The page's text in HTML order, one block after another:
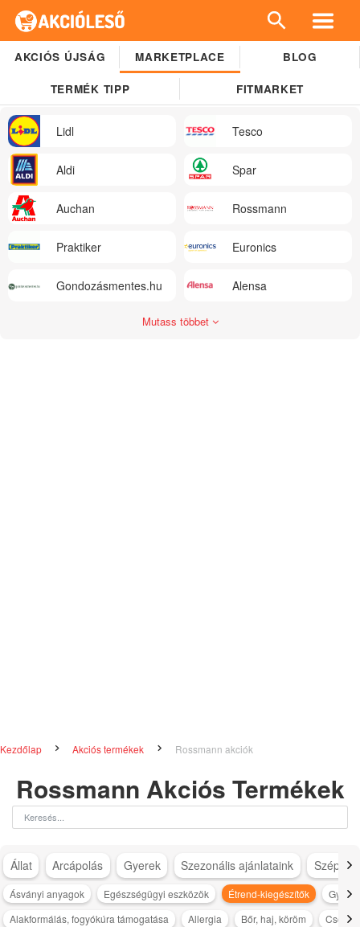
AKCIÓS ÚJSÁG MARKETPLACE BLOG
TERMÉK TIPP FITMARKET
Lidl Tesco
Aldi Spar
Auchan Rossmann
Praktiker Euronics
Gondozásmentes.hu Alensa
Mutass többet
Kezdőlap Akciós termékek Rossmann akciók
Rossmann Akciós Termékek
Állat Arcápolás Gyerek Szezonális ajánlataink
Ásványi anyagok Egészségügyi eszközök Étrend-kiegészítők
Alakformálás, fogyókúra támogatása
Allergia Bőr, haj, köröm